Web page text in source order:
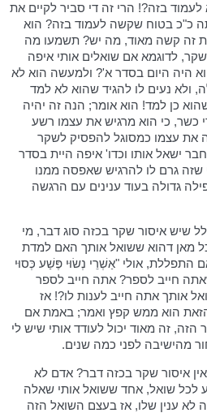
בזה?! הרי זה די סביר לקיים את
כ"כ בטוח שקשה לעמוד בזה? הוא
זה קשה מאוד, מה יש? תשמעו מה
לדוגמא אם שואלים אותי איפה
היה היום בסדר א'? ולמעשה הוא לא
ולא נעים לו להגיד שהוא לא למד
כן למד! הוא אומר; הנה זה יהיה
כשר, כי הוא מרגיש את עצמו רשע
את עצמו כמסוגל להפסיק לשקר
ישאל אותו וכדו' איפה היית בסדר
שזה גרם לו להרגיש שאפסה ממנו
גדולה בעוד ענינים עם הרגשה
שיש איסור שקר בכזה סוג דבר, מי
מאן דהוא ששואל אותך האם למדת
התפללת, אולי "אַשְׁרֵי נְשׂוּי פֶּשַׁע כְּסוּי
חייב לספר? אתה חייב לספר
אותך אתה חייב לענות לו?! אז
הוא ממש קפץ ואמר; באמת אם
זה מאוד יכול לעודד אותי שיש לי
מהישיבה לפני כמה שנים.
איסור שקר בכזה דבר? אדם לא
לכל שואל, אחד ששואל אותי שאלה
לא ענין שלו, אז בעצם השואל הזה